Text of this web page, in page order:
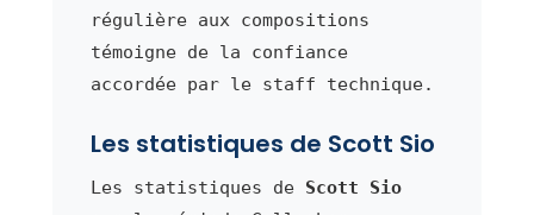
régulière aux compositions
témoigne de la confiance
accordée par le staff technique.
Les statistiques de Scott Sio
Les statistiques de Scott Sio